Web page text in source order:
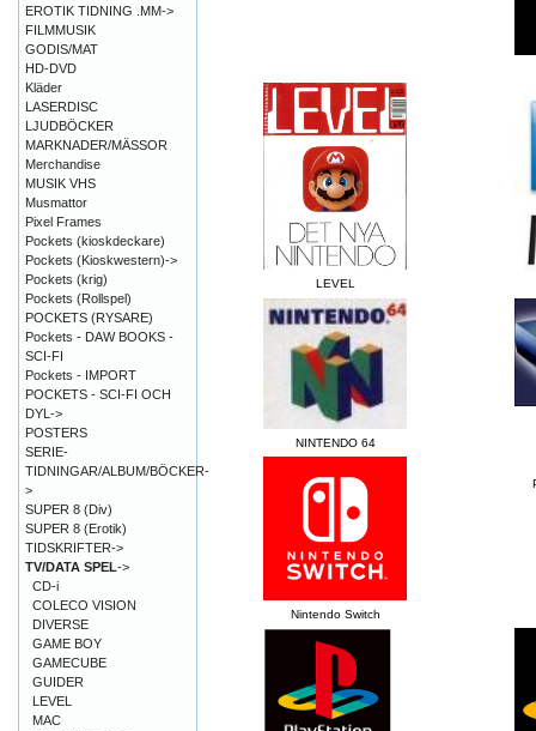
LEVEL
NINTENDO 64
Nintendo Switch
EROTIK TIDNING .MM->
FILMMUSIK
GODIS/MAT
HD-DVD
Kläder
LASERDISC
LJUDBÖCKER
MARKNADER/MÄSSOR
Merchandise
MUSIK VHS
Musmattor
Pixel Frames
Pockets (kioskdeckare)
Pockets (Kioskwestern)->
Pockets (krig)
Pockets (Rollspel)
POCKETS (RYSARE)
Pockets - DAW BOOKS -
SCI-FI
Pockets - IMPORT
POCKETS - SCI-FI OCH
DYL->
POSTERS
SERIE-
TIDNINGAR/ALBUM/BÖCKER-
>
SUPER 8 (Div)
SUPER 8 (Erotik)
TIDSKRIFTER->
TV/DATA SPEL->
CD-i
COLECO VISION
DIVERSE
GAME BOY
GAMECUBE
GUIDER
LEVEL
MAC